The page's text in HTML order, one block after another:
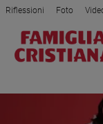
Attualità
Riflessioni Foto
Privacy Policy Chi siamo
Registrati Redazione